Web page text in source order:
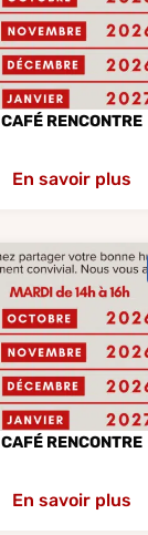
CAFÉ RENCONTRE
En savoir plus
CAFÉ RENCONTRE
En savoir plus